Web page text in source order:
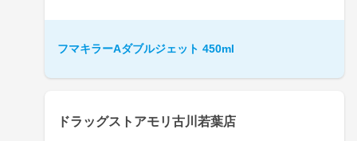
フマキラーAダブルジェット 450ml
ドラッグストアモリ古川若葉店